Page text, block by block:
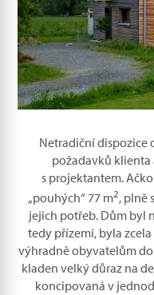
Netradiční dispozice
požadavků klienta
s projektantem.
„pouhých“ 77 m2, plně
jejich potřeb. Dům byl
tedy přízemí, byla
výhradně obyvatelům
kladen velký důraz na
koncipovaná v